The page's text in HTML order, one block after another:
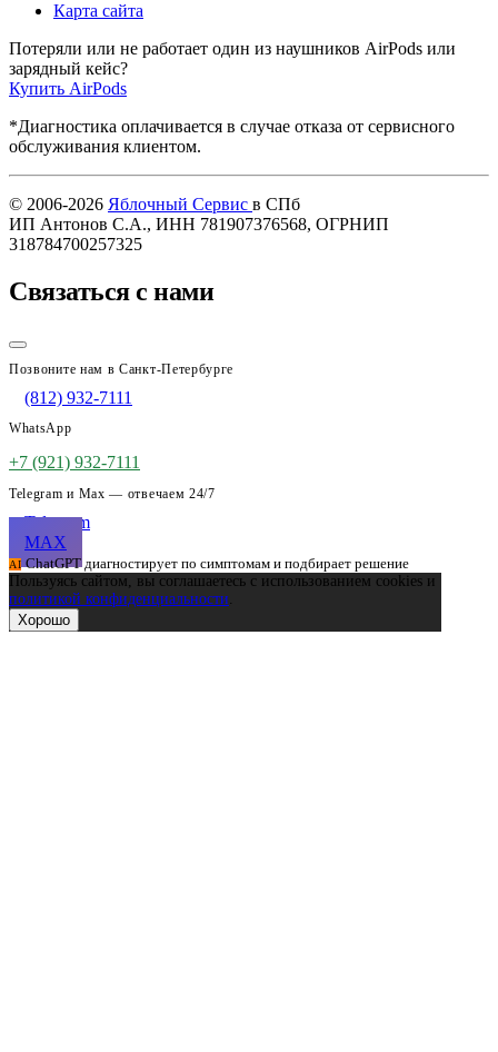
Карта сайта
Потеряли или не работает один из наушников AirPods или
зарядный кейс?
Купить AirPods
*Диагностика оплачивается в случае отказа от сервисного
обслуживания клиентом.
© 2006-2026 Яблочный Сервис в СПб
ИП Антонов С.А., ИНН 781907376568, ОГРНИП
318784700257325
Связаться с нами
Позвоните нам в Санкт-Петербурге
(812) 932-7111
WhatsApp
+7 (921) 932-7111
Telegram и Max — отвечаем 24/7
Telegram
MAX
AI ChatGPT диагностирует по симптомам и подбирает решение
Пользуясь сайтом, вы соглашаетесь с использованием cookies и
политикой конфиденциальности.
Хорошо